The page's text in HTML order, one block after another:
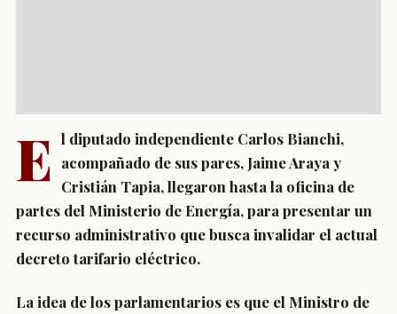
E l diputado independiente Carlos Bianchi,
acompañado de sus pares, Jaime Araya y
Cristián Tapia, llegaron hasta la oficina de
partes del Ministerio de Energía, para presentar un
recurso administrativo que busca invalidar el actual
decreto tarifario eléctrico.
La idea de los parlamentarios es que el Ministro de